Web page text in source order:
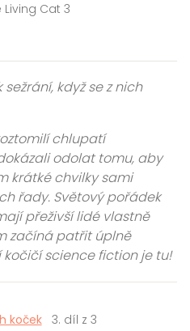
Cat 3
když se z nich
chlupatí
odolat tomu, aby
krátké chvilky sami
řady. Světový pořádek
přeživší lidé vlastně
začíná patřit úplně
kočičí science fiction je tu!
koček
3. díl z 3